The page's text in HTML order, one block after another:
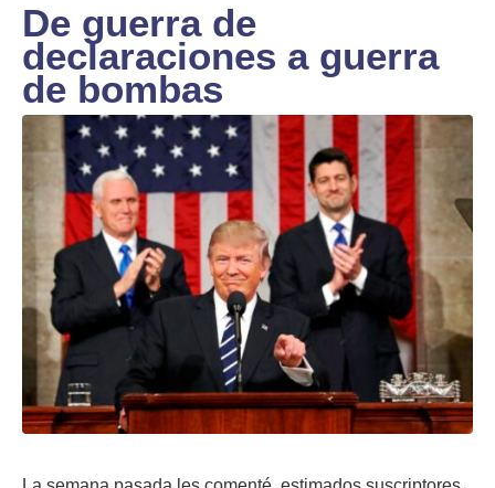
De guerra de
declaraciones a guerra
de bombas